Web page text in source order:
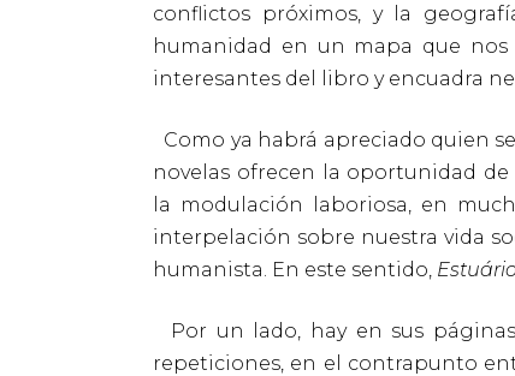
conflictos próximos, y la
humanidad en un mapa que
interesantes del libro y encuadra
Como ya habrá apreciado quien
novelas ofrecen la oportunidad
la modulación laboriosa, en
interpelación sobre nuestra vida
humanista. En este sentido,
Por un lado, hay en sus
repeticiones, en el contrapunto